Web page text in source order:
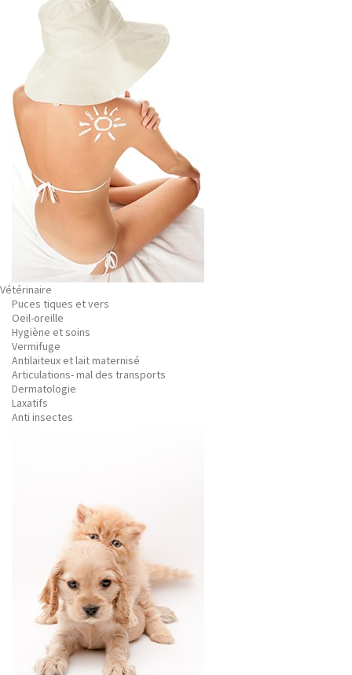
Vétérinaire
Puces tiques et vers
Oeil-oreille
Hygiène et soins
Vermifuge
Antilaiteux et lait maternisé
Articulations- mal des transports
Dermatologie
Laxatifs
Anti insectes